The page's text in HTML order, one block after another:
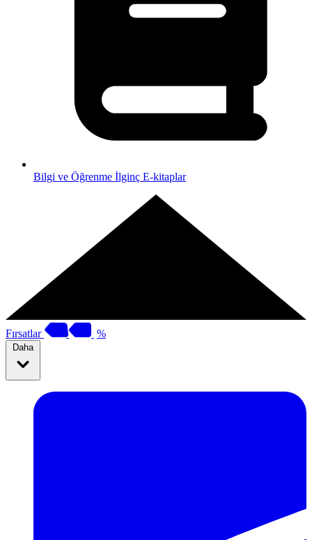
Bilgi ve Öğrenme İlginç E-kitaplar
Fırsatlar %
Daha